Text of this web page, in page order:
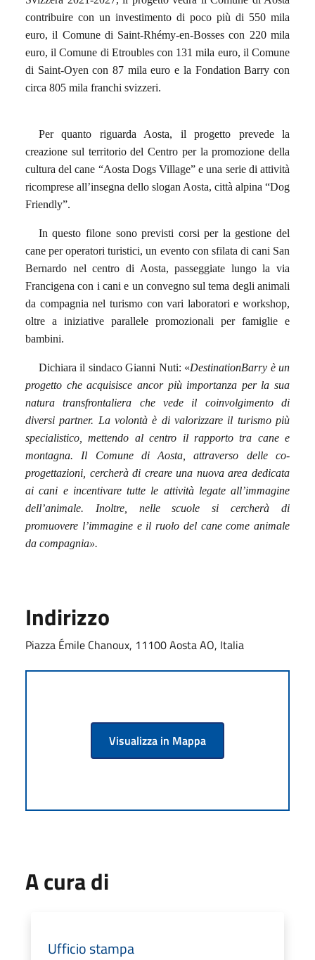
contribuire con un investimento di poco più di 550 mila
euro, il Comune di Saint-Rhémy-en-Bosses con 220 mila
euro, il Comune di Etroubles con 131 mila euro, il Comune
di Saint-Oyen con 87 mila euro e la Fondation Barry con
circa 805 mila franchi svizzeri.
Per quanto riguarda Aosta, il progetto prevede la
creazione sul territorio del Centro per la promozione della
cultura del cane “Aosta Dogs Village” e una serie di attività
ricomprese all’insegna dello slogan Aosta, città alpina “Dog
Friendly”.
In questo filone sono previsti corsi per la gestione del
cane per operatori turistici, un evento con sfilata di cani San
Bernardo nel centro di Aosta, passeggiate lungo la via
Francigena con i cani e un convegno sul tema degli animali
da compagnia nel turismo con vari laboratori e workshop,
oltre a iniziative parallele promozionali per famiglie e
bambini.
Dichiara il sindaco Gianni Nuti: «DestinationBarry è un
progetto che acquisisce ancor più importanza per la sua
natura transfrontaliera che vede il coinvolgimento di
diversi partner. La volontà è di valorizzare il turismo più
specialistico, mettendo al centro il rapporto tra cane e
montagna. Il Comune di Aosta, attraverso delle co-
progettazioni, cercherà di creare una nuova area dedicata
ai cani e incentivare tutte le attività legate all’immagine
dell’animale. Inoltre, nelle scuole si cercherà di
promuovere l’immagine e il ruolo del cane come animale
da compagnia».
Indirizzo
Piazza Émile Chanoux, 11100 Aosta AO, Italia
Visualizza in Mappa
A cura di
Ufficio stampa